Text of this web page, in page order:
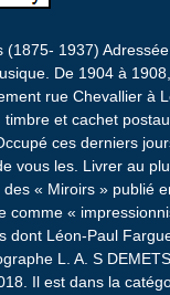
(1875- 1937)
De 1904 à
rue Chevallier à
et cachet
ces derniers
vous les. Livrer au
« Miroirs » publié
comme «
dont Léon-Paul
L. A. S
Il est dans la